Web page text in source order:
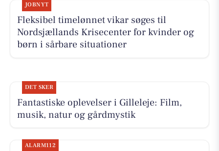
JOBNYT
Fleksibel timelønnet vikar søges til
Nordsjællands Krisecenter for kvinder og
børn i sårbare situationer
DET SKER
Fantastiske oplevelser i Gilleleje: Film,
musik, natur og gårdmystik
ALARM112